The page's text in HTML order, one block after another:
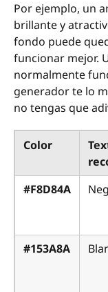
Por ejemplo, un
brillante y
fondo puede
funcionar mejor.
normalmente
generador te lo
no tengas que
Color
#F8D84A
#153A8A